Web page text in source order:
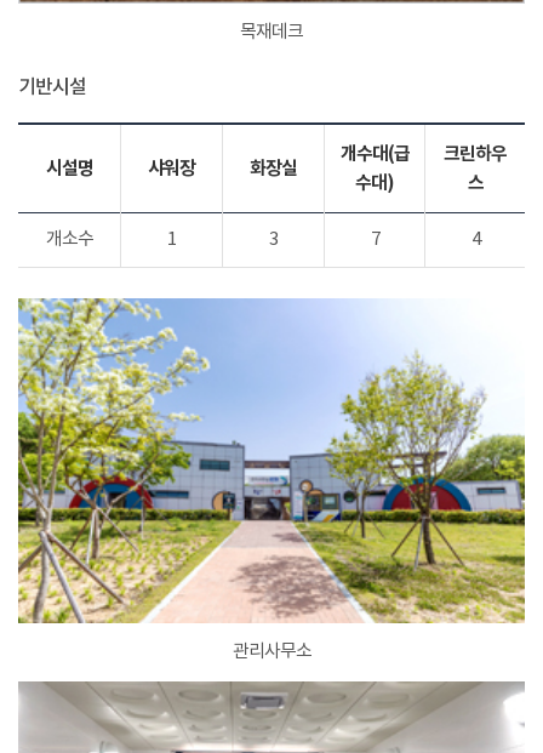
목재데크
기반시설
시설명 샤워장 화장실
개수대(급
수대)
크린하우
스
개소수 1 3 7 4
관리사무소